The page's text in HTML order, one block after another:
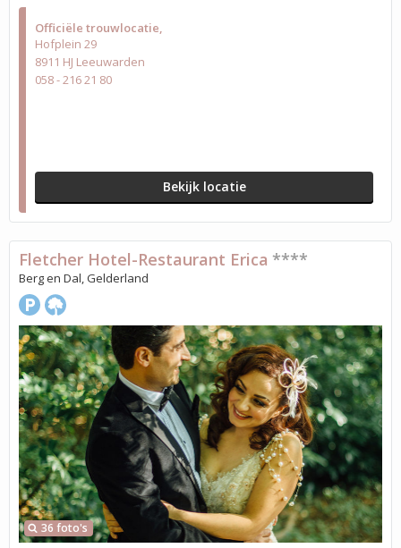
Officiële trouwlocatie
Hofplein 29
8911 HJ Leeuwarden
058 - 216 21 80
Bekijk locatie
36 foto's
Fletcher Hotel-Restaurant Erica ****
Berg en Dal, Gelderland